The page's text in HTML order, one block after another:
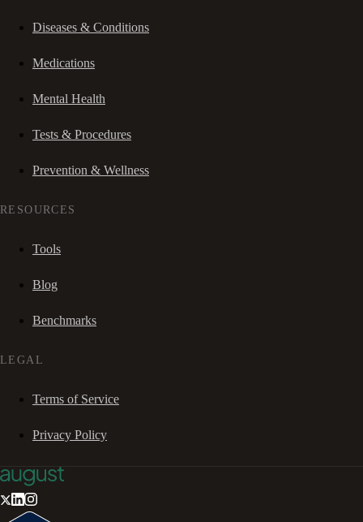
Diseases & Conditions
Medications
Mental Health
Tests & Procedures
Prevention & Wellness
RESOURCES
Tools
Blog
Benchmarks
LEGAL
Terms of Service
Privacy Policy